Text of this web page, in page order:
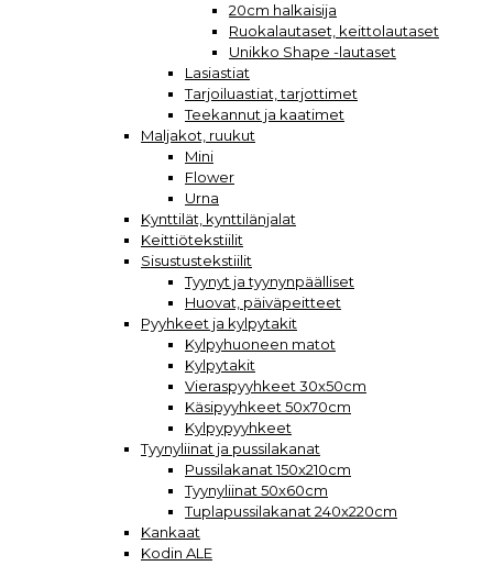
20cm halkaisija
Ruokalautaset, keittolautaset
Unikko Shape -lautaset
Lasiastiat
Tarjoiluastiat, tarjottimet
Teekannut ja kaatimet
Maljakot, ruukut
Mini
Flower
Urna
Kynttilät, kynttilänjalat
Keittiötekstiilit
Sisustustekstiilit
Tyynyt ja tyynynpäälliset
Huovat, päiväpeitteet
Pyyhkeet ja kylpytakit
Kylpyhuoneen matot
Kylpytakit
Vieraspyyhkeet 30x50cm
Käsipyyhkeet 50x70cm
Kylpypyyhkeet
Tyynyliinat ja pussilakanat
Pussilakanat 150x210cm
Tyynyliinat 50x60cm
Tuplapussilakanat 240x220cm
Kankaat
Kodin ALE